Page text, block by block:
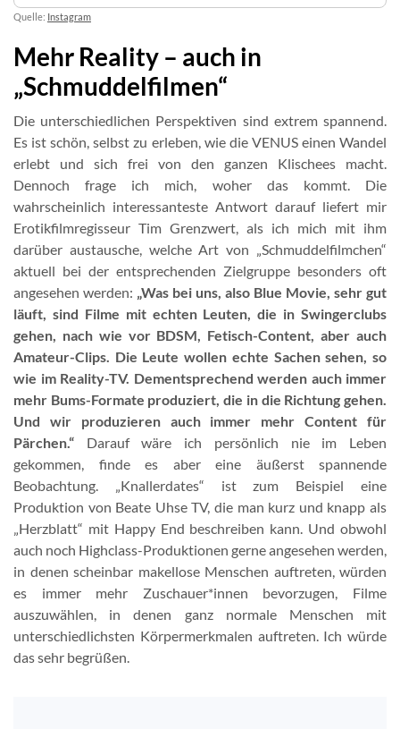
Quelle: Instagram
Mehr Reality – auch in
„Schmuddelfilmen“
Die unterschiedlichen Perspektiven sind extrem spannend.
Es ist schön, selbst zu erleben, wie die VENUS einen Wandel
erlebt und sich frei von den ganzen Klischees macht.
Dennoch frage ich mich, woher das kommt. Die
wahrscheinlich interessanteste Antwort darauf liefert mir
Erotikfilmregisseur Tim Grenzwert, als ich mich mit ihm
darüber austausche, welche Art von „Schmuddelfilmchen“
aktuell bei der entsprechenden Zielgruppe besonders oft
angesehen werden: „Was bei uns, also Blue Movie, sehr gut
läuft, sind Filme mit echten Leuten, die in Swingerclubs
gehen, nach wie vor BDSM, Fetisch-Content, aber auch
Amateur-Clips. Die Leute wollen echte Sachen sehen, so
wie im Reality-TV. Dementsprechend werden auch immer
mehr Bums-Formate produziert, die in die Richtung gehen.
Und wir produzieren auch immer mehr Content für
Pärchen.“ Darauf wäre ich persönlich nie im Leben
gekommen, finde es aber eine äußerst spannende
Beobachtung. „Knallerdates“ ist zum Beispiel eine
Produktion von Beate Uhse TV, die man kurz und knapp als
„Herzblatt“ mit Happy End beschreiben kann. Und obwohl
auch noch Highclass-Produktionen gerne angesehen werden,
in denen scheinbar makellose Menschen auftreten, würden
es immer mehr Zuschauer*innen bevorzugen, Filme
auszuwählen, in denen ganz normale Menschen mit
unterschiedlichsten Körpermerkmalen auftreten. Ich würde
das sehr begrüßen.